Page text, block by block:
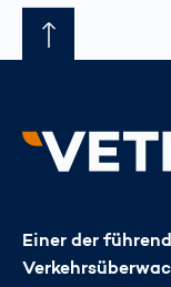
Einer der